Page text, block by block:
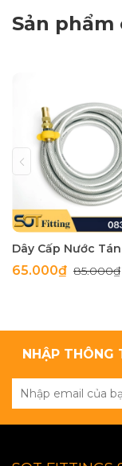
Sản
65.000₫ 85.000₫
NHẬP THÔNG